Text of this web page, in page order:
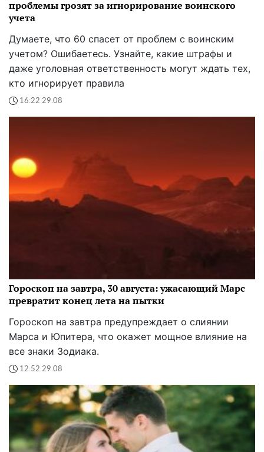
проблемы грозят за игнорирование воинского
учета
Думаете, что 60 спасет от проблем с воинским
учетом? Ошибаетесь. Узнайте, какие штрафы и
даже уголовная ответственность могут ждать тех,
кто игнорирует правила
16:22 29.08
Гороскоп на завтра, 30 августа: ужасающий Марс
превратит конец лета на пытки
Гороскоп на завтра предупреждает о слиянии
Марса и Юпитера, что окажет мощное влияние на
все знаки Зодиака.
12:52 29.08